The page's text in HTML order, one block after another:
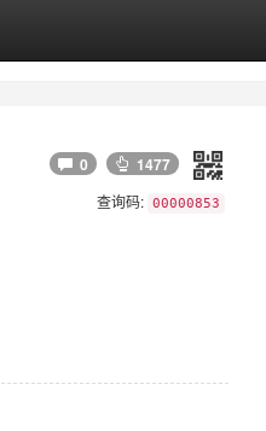
1477
0
查询码: 00000853